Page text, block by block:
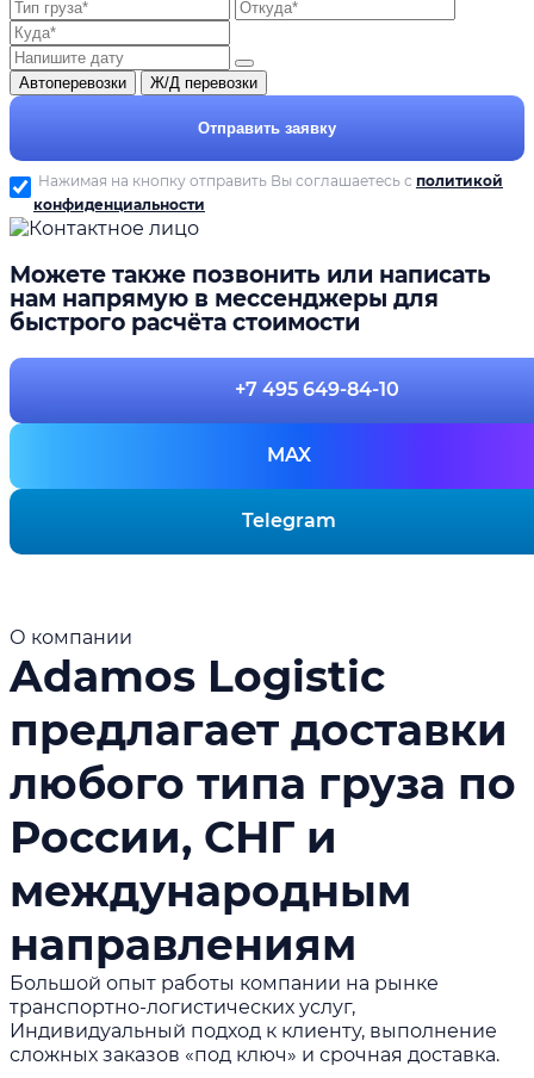
Автоперевозки Ж/Д перевозки
Отправить заявку
Нажимая на кнопку отправить Вы соглашаетесь с политикой
конфиденциальности
Можете также позвонить или написать
нам напрямую в мессенджеры для
быстрого расчёта стоимости
+7 495 649-84-10
MAX
Telegram
О компании
Adamos Logistic
предлагает доставки
любого типа груза по
России, СНГ и
международным
направлениям
Большой опыт работы компании на рынке
транспортно-логистических услуг,
Индивидуальный подход к клиенту, выполнение
сложных заказов «под ключ» и срочная доставка.